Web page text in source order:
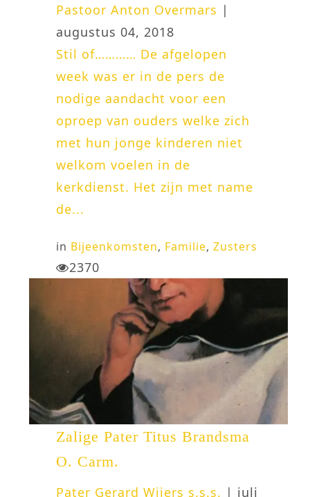
Pastoor Anton Overmars |
augustus 04, 2018
Stil of………… De afgelopen
week was er in de pers de
nodige aandacht voor een
oproep van ouders welke zich
met hun jonge kinderen niet
welkom voelen in de
kerkdienst. Het zijn met name
de...
in Bijeenkomsten, Familie,Zusters
2370
Zalige Pater Titus Brandsma
O. Carm.
Pater Gerard Wijers s.s.s. | juli